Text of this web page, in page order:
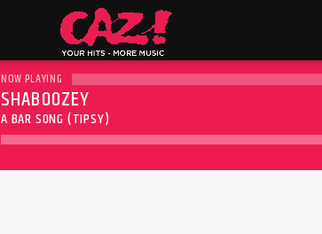
NOW PLAYING
SHABOOZEY
A BAR SONG (TIPSY)